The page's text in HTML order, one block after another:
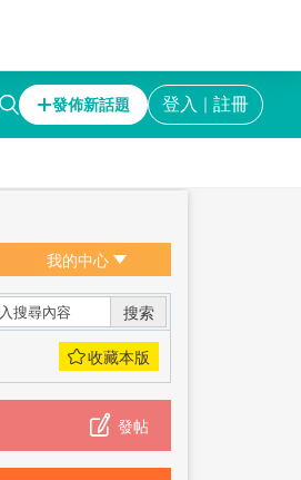
發佈新話題 登入 ｜ 註冊
我的中心
搜索
發帖